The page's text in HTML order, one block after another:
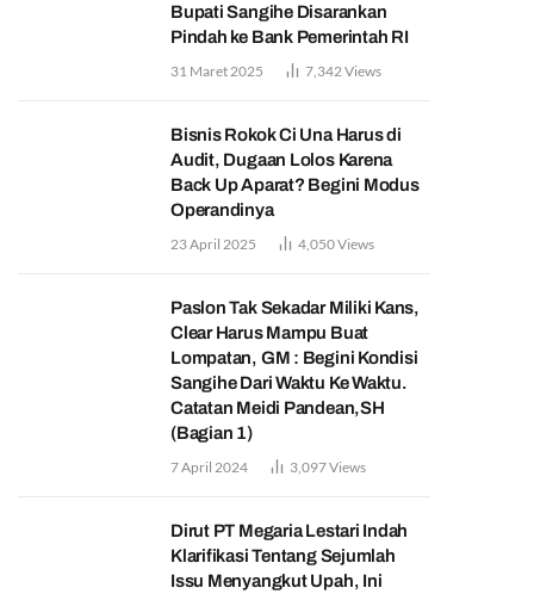
Bupati Sangihe Disarankan
Pindah ke Bank Pemerintah RI
31 Maret 2025 7,342 Views
Bisnis Rokok Ci Una Harus di
Audit, Dugaan Lolos Karena
Back Up Aparat? Begini Modus
Operandinya
23 April 2025 4,050Views
Paslon Tak Sekadar Miliki Kans,
Clear Harus Mampu Buat
Lompatan, GM : Begini Kondisi
Sangihe Dari Waktu Ke Waktu.
Catatan Meidi Pandean,SH
(Bagian 1)
7 April 2024 3,097Views
Dirut PT Megaria Lestari Indah
Klarifikasi Tentang Sejumlah
Issu Menyangkut Upah, Ini